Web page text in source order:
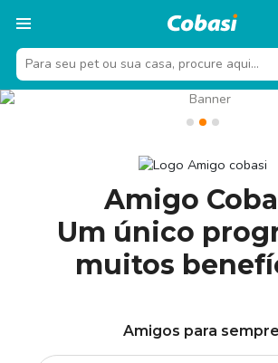
Amigo
Um único
muitos
Amigos para